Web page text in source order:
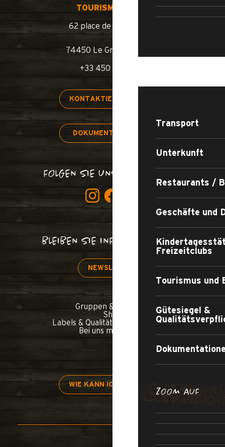
Transport
Unterkunft
Restaurants /
Geschäfte und
Freizeitclubs
Tourismus und
Gütesiegel &
ZOOM AUF
ALL-
TOURISMUSBÜRO
62 place de l’église BP 11
74450 Le Grand-Bornand
+33 450 02 78 00
KONTAKTIEREN SIE UNS
DOKUMENTE & PLÄNE
FOLGEN SIE UNS, VERDAMMT!
BLEIBEN SIE INFORMIERT!
NEWSLETTER
Gruppen & Seminare
Shop
Labels & Qualitätsverpflichtungen
Bei uns mitmachen
WIE KANN ICH KOMMEN?